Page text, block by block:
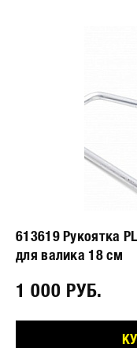
613619 Рукоятка
для валика 18 см
1 000 РУБ.⠀